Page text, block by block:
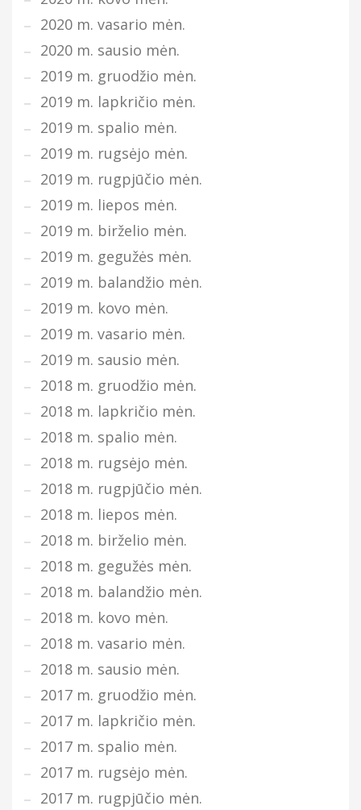
2020 m. vasario mėn.
2020 m. sausio mėn.
2019 m. gruodžio mėn.
2019 m. lapkričio mėn.
2019 m. spalio mėn.
2019 m. rugsėjo mėn.
2019 m. rugpjūčio mėn.
2019 m. liepos mėn.
2019 m. birželio mėn.
2019 m. gegužės mėn.
2019 m. balandžio mėn.
2019 m. kovo mėn.
2019 m. vasario mėn.
2019 m. sausio mėn.
2018 m. gruodžio mėn.
2018 m. lapkričio mėn.
2018 m. spalio mėn.
2018 m. rugsėjo mėn.
2018 m. rugpjūčio mėn.
2018 m. liepos mėn.
2018 m. birželio mėn.
2018 m. gegužės mėn.
2018 m. balandžio mėn.
2018 m. kovo mėn.
2018 m. vasario mėn.
2018 m. sausio mėn.
2017 m. gruodžio mėn.
2017 m. lapkričio mėn.
2017 m. spalio mėn.
2017 m. rugsėjo mėn.
2017 m. rugpjūčio mėn.